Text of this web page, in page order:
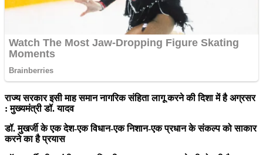
राज्य सरकार इसी माह समान नागरिक संहिता लागू करने की दिशा में है अग्रसर
: मुख्यमंत्री डॉ. यादव
डॉ. मुखर्जी के एक देश-एक विधान-एक निशान-एक प्रधान के संकल्प को साकार
करने का है प्रयास